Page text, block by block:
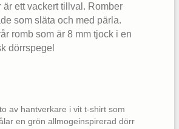
är ett vackert tillval. Romber
som släta och med pärla.
romb som är 8 mm tjock i en
dörrspegel